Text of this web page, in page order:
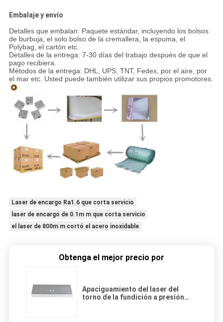
Embalaje y envío
Detalles que embalan: Paquete estándar, incluyendo los bolsos
de burbuja, el solo bolso de la cremallera, la espuma, el
Polybag, el cartón etc.
Detalles de la entrega: 7-30 días del trabajo después de que el
pago recibiera.
Métodos de la entrega: DHL, UPS, TNT, Fedex, por el aire, por
el mar etc. Usted puede también utilizar sus propios promotores.
Laser de encargo Ra1.6 que corta servicio
laser de encargo de 0.1m m que corta servicio
el laser de 800m m cortó el acero inoxidable
Obtenga el mejor precio por
Apaciguamiento del laser del
torno de la fundición a presión